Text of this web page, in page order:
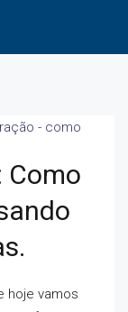
Como
hoje vamos